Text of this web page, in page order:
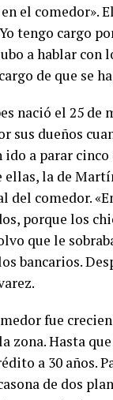
el comedor».
tengo cargo
a hablar
de que se
nació el 25 de
sus dueños
a parar
ellas, la de
del comedor.
porque los
que le
bancarios.
fue
zona. Hasta
a 30 años.
de dos